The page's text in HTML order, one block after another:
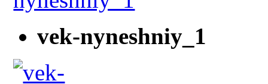
vek-nyneshniy_1